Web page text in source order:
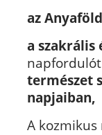
az
a szakrális
természet
napjaiban,
A